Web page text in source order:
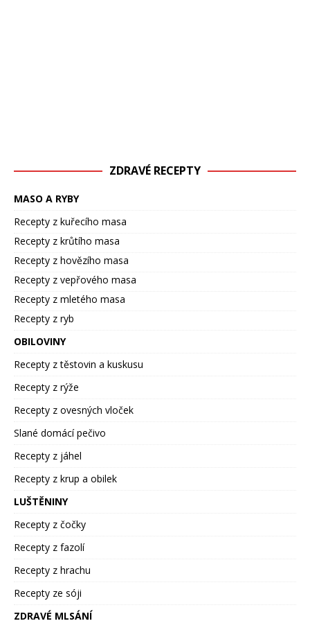
ZDRAVÉ RECEPTY
MASO A RYBY
Recepty z kuřecího masa
Recepty z krůtího masa
Recepty z hovězího masa
Recepty z vepřového masa
Recepty z mletého masa
Recepty z ryb
OBILOVINY
Recepty z těstovin a kuskusu
Recepty z rýže
Recepty z ovesných vloček
Slané domácí pečivo
Recepty z jáhel
Recepty z krup a obilek
LUŠTĚNINY
Recepty z čočky
Recepty z fazolí
Recepty z hrachu
Recepty ze sóji
ZDRAVÉ MLSÁNÍ